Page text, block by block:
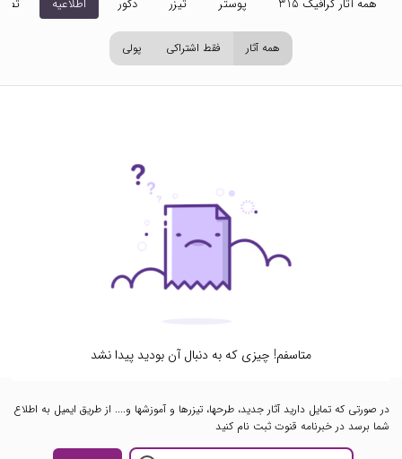
همه آثار گرافیک 315 پوستر تیزر دکور اطلاعیه
همه آثار فقط اشتراکی پولی
متاسفم! چیزی که به دنبال آن بودید پیدا نشد
در صورتی که تمایل دارید آثار جدید، طرحها، تیزرها و آموزشها و.... از طریق ایمیل به اطلاع
شما برسد در خبرنامه قنوت ثبت نام کنید